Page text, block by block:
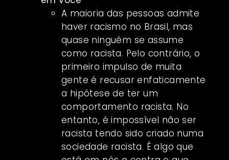
A maioria das pessoas admite
haver racismo no Brasil, mas
quase ninguém se assume
como racista. Pelo contrário, o
primeiro impulso de muita
gente é recusar enfaticamente
a hipótese de ter um
comportamento racista. No
entanto, é impossível não ser
racista tendo sido criado numa
sociedade racista. É algo que